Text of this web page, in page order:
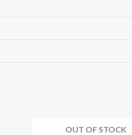
OUT OF STOCK